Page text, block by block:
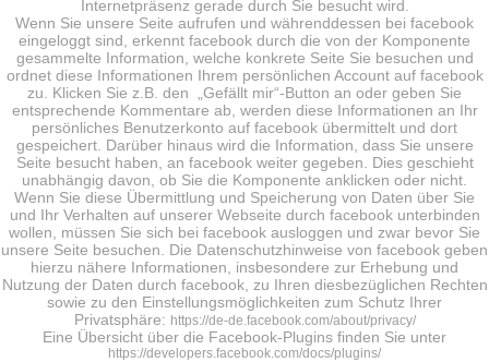
Internetpräsenz gerade durch Sie besucht wird.
Wenn Sie unsere Seite aufrufen und währenddessen bei facebook
eingeloggt sind, erkennt facebook durch die von der Komponente
gesammelte Information, welche konkrete Seite Sie besuchen und
ordnet diese Informationen Ihrem persönlichen Account auf facebook
zu. Klicken Sie z.B. den „Gefällt mir“-Button an oder geben Sie
entsprechende Kommentare ab, werden diese Informationen an Ihr
persönliches Benutzerkonto auf facebook übermittelt und dort
gespeichert. Darüber hinaus wird die Information, dass Sie unsere
Seite besucht haben, an facebook weiter gegeben. Dies geschieht
unabhängig davon, ob Sie die Komponente anklicken oder nicht.
Wenn Sie diese Übermittlung und Speicherung von Daten über Sie
und Ihr Verhalten auf unserer Webseite durch facebook unterbinden
wollen, müssen Sie sich bei facebook ausloggen und zwar bevor Sie
unsere Seite besuchen. Die Datenschutzhinweise von facebook geben
hierzu nähere Informationen, insbesondere zur Erhebung und
Nutzung der Daten durch facebook, zu Ihren diesbezüglichen Rechten
sowie zu den Einstellungsmöglichkeiten zum Schutz Ihrer
Privatsphäre: https://de-de.facebook.com/about/privacy/
Eine Übersicht über die Facebook-Plugins finden Sie unter
https://developers.facebook.com/docs/plugins/